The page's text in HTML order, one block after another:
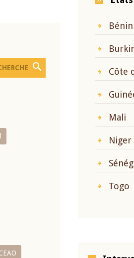
Bénin
Côte
Mali
Niger
Togo